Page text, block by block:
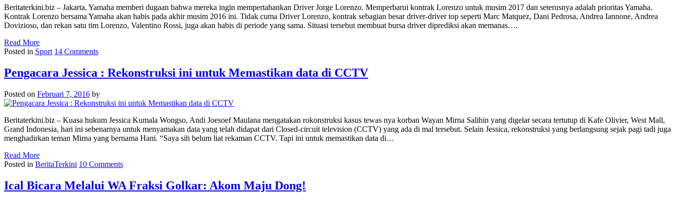
Beritaterkini.biz – Jakarta, Yamaha memberi dugaan bahwa mereka ingin mempertahankan Driver Jorge Lorenzo. Memperbarui kontrak Lorenzo untuk musim 2017 dan seterusnya adalah prioritas Yamaha.
Kontrak Lorenzo bersama Yamaha akan habis pada akhir musim 2016 ini. Tidak cuma Driver Lorenzo, kontrak sebagian besar driver-driver top seperti Marc Matquez, Dani Pedrosa, Andrea Iannone, Andrea
Dovizioso, dan rekan satu tim Lorenzo, Valentino Rossi, juga akan habis di periode yang sama. Situasi tersebut membuat bursa driver diprediksi akan memanas….
Read More
Posted in Sport 14 Comments
Pengacara Jessica : Rekonstruksi ini untuk Memastikan data di CCTV
Posted on Februari 7, 2016 by
Beritaterkini.biz – Kuasa hukum Jessica Kumala Wongso, Andi Joesoef Maulana mengatakan rokonstruksi kasus tewas nya korban Wayan Mirna Salihin yang digelar secara tertutup di Kafe Olivier, West Mall,
Grand Indonesia, hari ini sebenarnya untuk menyamakan data yang telah didapat dari Closed-circuit television (CCTV) yang ada di mal tersebut. Selain Jessica, rekonstruksi yang berlangsung sejak pagi tadi juga
menghadirkan teman Mirna yang bernama Hani. “Saya sih belum liat rekaman CCTV. Tapi ini untuk memastikan data di…
Read More
Posted in BeritaTerkini 10 Comments
Ical Bicara Melalui WA Fraksi Golkar: Akom Maju Dong!